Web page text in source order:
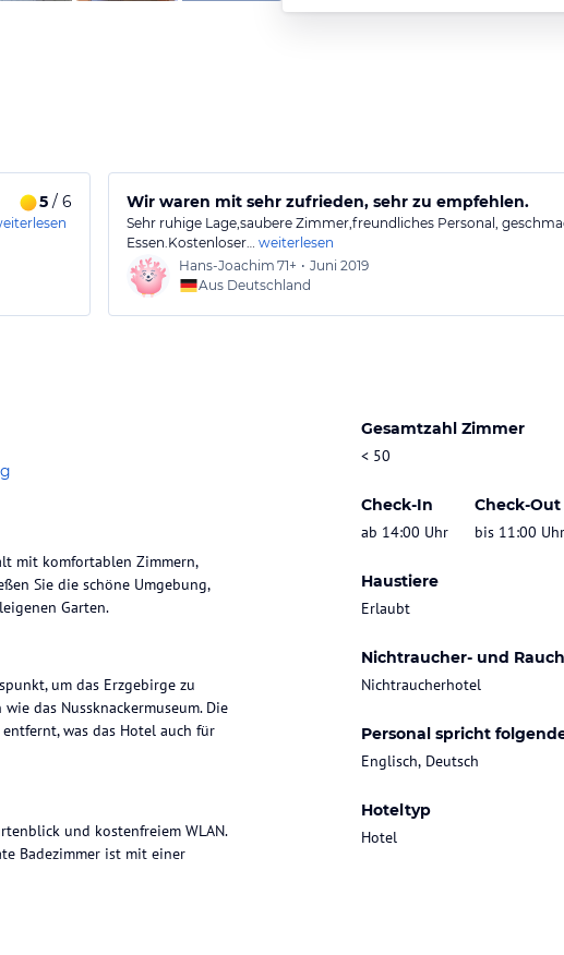
5 / 6 Wir waren mit sehr zufrieden, sehr zu empfehlen.
Sehr ruhige Lage,saubere Zimmer,freundliches Personal,
Essen.Kostenloser… weiterlesen
Hans-Joachim 71+ • Juni 2019
Aus Deutschland
Gesamtzahl Zimmer
< 50
Check-In
ab 14:00 Uhr
Check-Out
bis 11:00 Uhr
Haustiere
Erlaubt
Nichtraucher- und
Nichtraucherhotel
Personal spricht
Englisch, Deutsch
Hoteltyp
Hotel
mit komfortablen Zimmern,
Sie die schöne Umgebung,
Garten.
um das Erzgebirge zu
das Nussknackermuseum. Die
was das Hotel auch für
und kostenfreiem WLAN.
Badezimmer ist mit einer